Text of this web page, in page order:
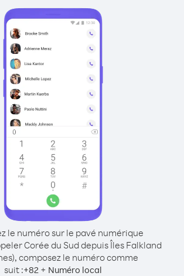
le numéro sur le pavé numérique
Corée du Sud depuis Îles Falkland
composez le numéro comme
suit :+82+ Numéro local